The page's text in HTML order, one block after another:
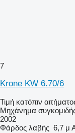
7
Krone KW 6.70/6
Τιμή κατόπιν
Μηχάνημα
2002
Φάρδος λαβής 6,7 μ